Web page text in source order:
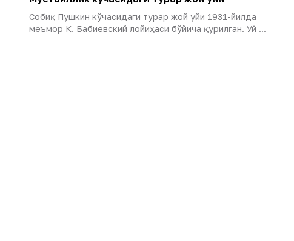
Собиқ Пушкин кўчасидаги турар жой уйи 1931-йилда
меъмор К. Бабиевский лойиҳаси бўйича қурилган. Уй ...